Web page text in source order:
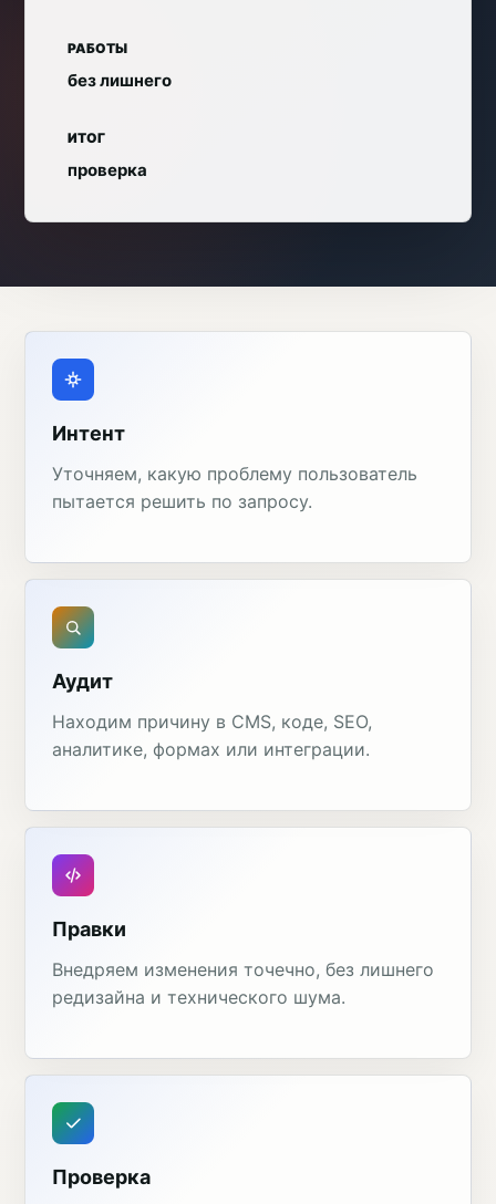
РАБОТЫ
без лишнего
ИТОГ
проверка
Интент
Уточняем, какую проблему пользователь
пытается решить по запросу.
Аудит
Находим причину в CMS, коде, SEO,
аналитике, формах или интеграции.
Правки
Внедряем изменения точечно, без лишнего
редизайна и технического шума.
Проверка